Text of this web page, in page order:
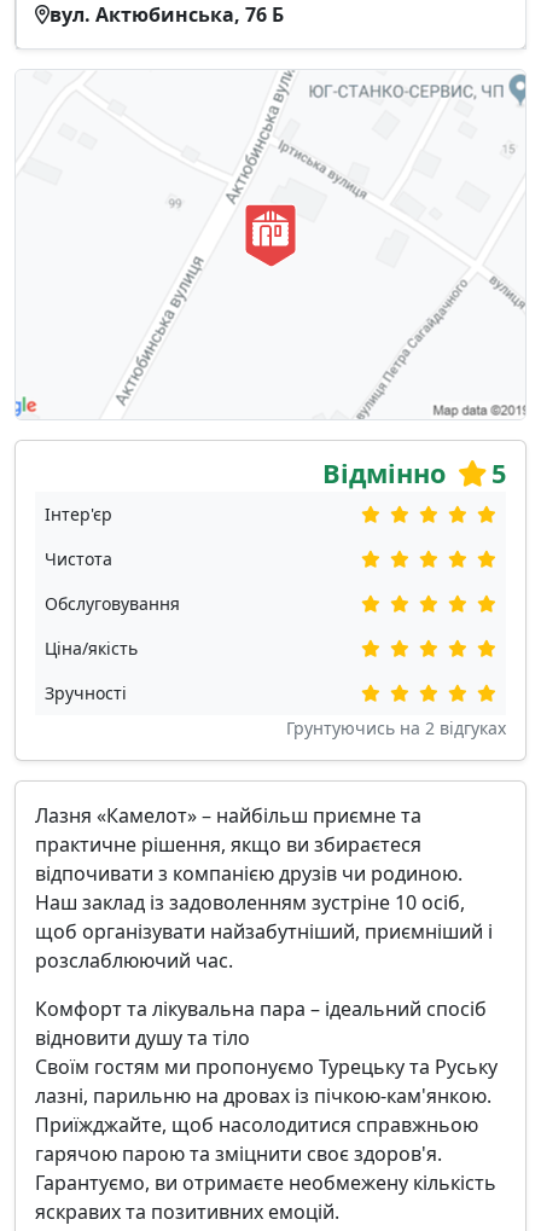
вул. Актюбинська, 76 Б
Відмінно 5
Інтер'єр
Чистота
Обслуговування
Ціна/якість
Зручності
Грунтуючись на 2 відгуках
Лазня «Камелот» – найбільш приємне та
практичне рішення, якщо ви збираєтеся
відпочивати з компанією друзів чи родиною.
Наш заклад із задоволенням зустріне 10 осіб,
щоб організувати найзабутніший, приємніший і
розслаблюючий час.
Комфорт та лікувальна пара – ідеальний спосіб
відновити душу та тіло
Своїм гостям ми пропонуємо Турецьку та Руську
лазні, парильню на дровах із пічкою-кам'янкою.
Приїжджайте, щоб насолодитися справжньою
гарячою парою та зміцнити своє здоров'я.
Гарантуємо, ви отримаєте необмежену кількість
яскравих та позитивних емоцій.